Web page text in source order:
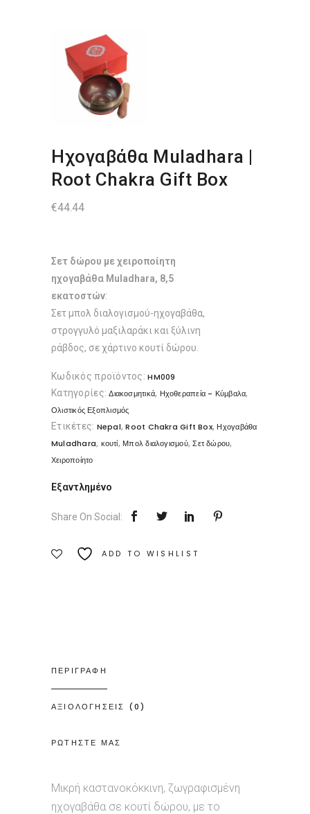
Ηχογαβάθα Muladhara |
Root Chakra Gift Box
€44.44
Σετ δώρου με χειροποίητη
ηχογαβάθα Muladhara, 8,5
εκατοστών:
Σετ μπολ διαλογισμού-ηχογαβάθα,
στρογγυλό μαξιλαράκι και ξύλινη
ράβδος, σε χάρτινο κουτί δώρου.
Κωδικός προϊόντος:HM009
Κατηγορίες:Διακοσμητικά, Ηχοθεραπεία - Κύμβαλα,
Ολιστικός Εξοπλισμός
Ετικέτες: Nepal,Root Chakra Gift Box, Ηχογαβάθα
Muladhara, κουτί, Μπολ διαλογισμού,Σετ δώρου,
Χειροποίητο
Εξαντλημένο
Share On Social:
ADD TO WISHLIST
ΠΕΡΙΓΡΑΦΗ
ΑΞΙΟΛΟΓΗΣΕΙΣ (0)
ΡΩΤΗΣΤΕ ΜΑΣ
Μικρή καστανοκόκκινη, ζωγραφισμένη
ηχογαβάθα σε κουτί δώρου, με το